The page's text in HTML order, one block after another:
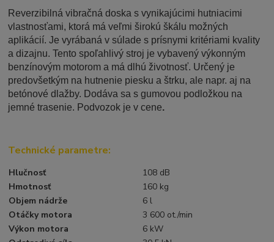
Reverzibilná vibračná doska s vynikajúcimi hutniacimi
vlastnosťami, ktorá má veľmi širokú škálu možných
aplikácií. Je vyrábaná v súlade s prísnymi kritériami kvality
a dizajnu. Tento spoľahlivý stroj je vybavený výkonným
benzínovým motorom a má dlhú životnosť. Určený je
predovšetkým na hutnenie piesku a štrku, ale napr. aj na
betónové dlažby. Dodáva sa s gumovou podložkou na
jemné trasenie. Podvozok je v cene.
Technické parametre:
Hlučnosť
108 dB
Hmotnosť
160 kg
Objem nádrže
6 l
Otáčky motora
3 600 ot./min
Výkon motora
6 kW